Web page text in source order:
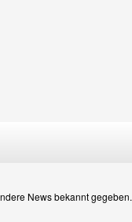
News bekannt gegeben.